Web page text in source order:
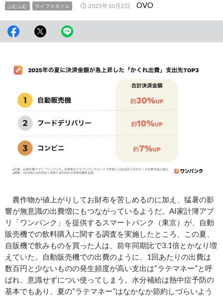
ふむふむ ライフスタイル 2025年10月2日 OVO
農作物が値上がりしてお財布を苦しめるのに加え、猛暑の影
響が無意識の出費増にもつながっているようだ。AI家計簿アプ
リ「ワンバンク」を提供するスマートバンク（東京）が、自動
販売機での飲料購入に関する調査を実施したところ、この夏、
自販機で飲みものを買った人は、前年同期比で3.1倍とかなり増
えていた。自動販売機での出費のように、1回あたりの出費は
数百円と少ないものの発生頻度が高い支出は“ラテマネー”と呼
ばれ、意識せずについ使ってしまう。水分補給は熱中症予防の
基本でもあり、夏の“ラテマネー”はなかなか節約しづらいよう